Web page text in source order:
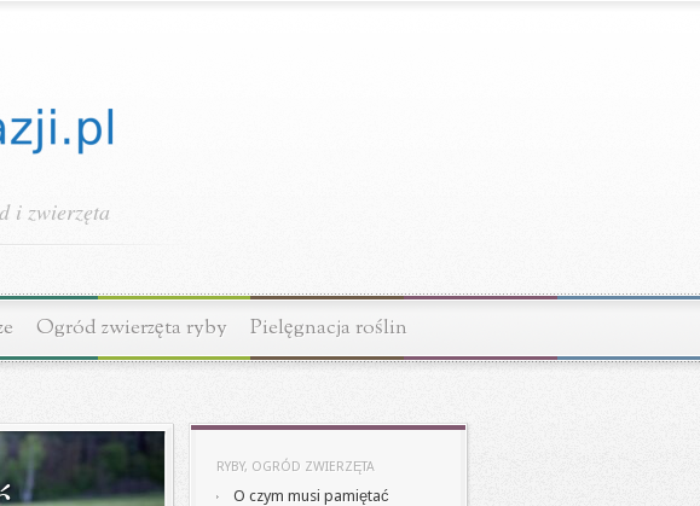
i zwierzęta
Ogród zwierzęta ryby Pielęgnacja roślin
RYBY, OGRÓD ZWIERZĘTA
O czym musi pamiętać